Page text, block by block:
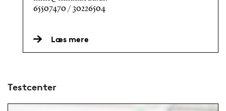
65507470 / 30226504
Læs mere
Testcenter